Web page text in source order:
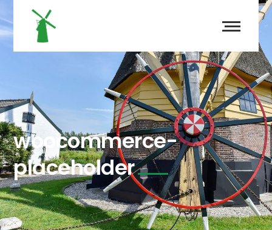
woocommerce-
placeholder